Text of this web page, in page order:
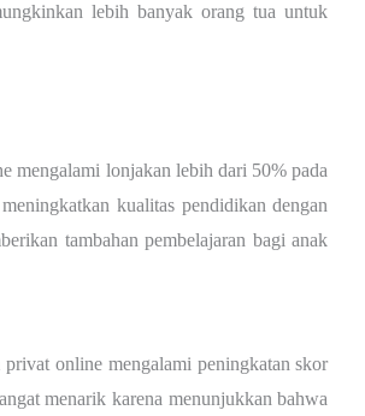
lebih banyak orang tua untuk
mengalami lonjakan lebih dari 50% pada
kualitas pendidikan dengan
tambahan pembelajaran bagi anak
privat onlinemengalami peningkatan skor
menarik karena menunjukkan bahwa